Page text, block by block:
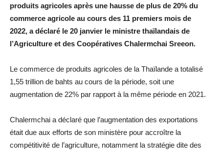
produits agricoles après une hausse de plus de 20% du
commerce agricole au cours des 11 premiers mois de
2022, a déclaré le 20 janvier le ministre thaïlandais de
l’Agriculture et des Coopératives Chalermchai Sreeon.
Le commerce de produits agricoles de la Thaïlande a totalisé
1,55 trillion de bahts au cours de la période, soit une
augmentation de 22% par rapport à la même période en 2021.
Chalermchai a déclaré que l’augmentation des exportations
était due aux efforts de son ministère pour accroître la
compétitivité de l’agriculture, notamment la stratégie dite des